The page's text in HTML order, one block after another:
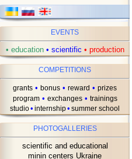
EVENTS
• education • scientific • production
COMPETITIONS
grants • bonus • reward • prizes
program • exchanges • trainings
studio• internship• summer school
PHOTOGALLERIES
scientific and educational
minin centers Ukraine